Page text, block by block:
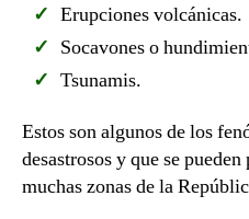
Erupciones volcánicas.
Socavones o
Tsunamis.
Estos son algunos de los
desastrosos y que se
muchas zonas de la